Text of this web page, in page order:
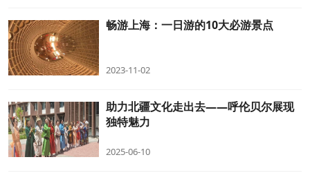
畅游上海：一日游的10大必游景点
2023-11-02
助力北疆文化走出去——呼伦贝尔展现
独特魅力
2025-06-10